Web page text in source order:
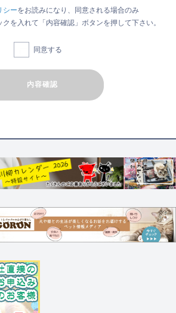
シーをお読みになり、同意される場合のみ
クを入れて「内容確認」ボタンを押して下さい。
同意する